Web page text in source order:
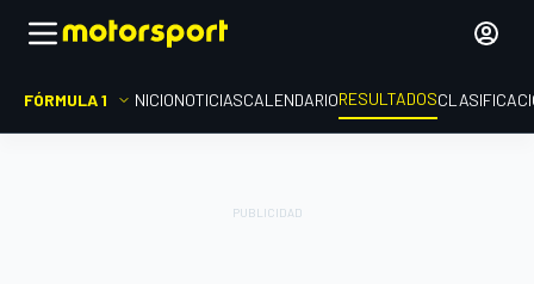
FÓRMULA 1 INICIONOTICIASCALENDARIORESULTADOS